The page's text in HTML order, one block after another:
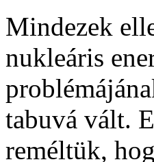
Mindezek
nukleáris
tabuvá vált.
reméltük,